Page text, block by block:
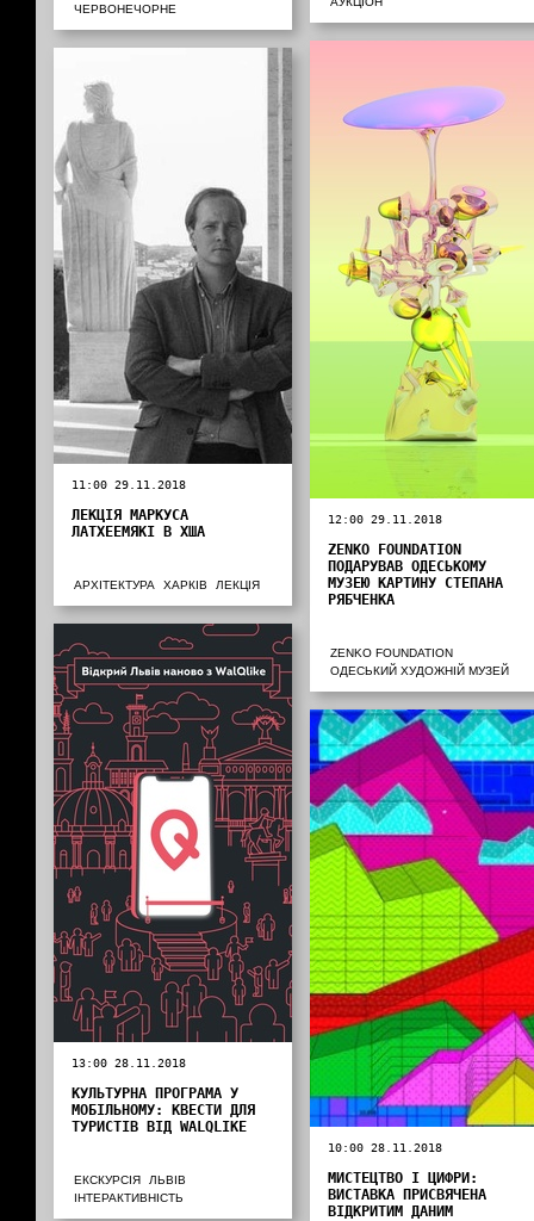
ЧЕРВОНЕЧОРНЕ
12:00 29.11.2018
ZENKO FOUNDATION
ПОДАРУВАВ ОДЕСЬКОМУ
МУЗЕЮ КАРТИНУ СТЕПАНА
РЯБЧЕНКА
ZENKO FOUNDATION
ОДЕСЬКИЙ ХУДОЖНІЙ МУЗЕЙ
11:00 29.11.2018
ЛЕКЦІЯ МАРКУСА
ЛАТХЕЕМЯКІ В ХША
АРХІТЕКТУРА ХАРКІВ ЛЕКЦІЯ
13:00 28.11.2018
КУЛЬТУРНА ПРОГРАМА У
МОБІЛЬНОМУ: КВЕСТИ ДЛЯ
ТУРИСТІВ ВІД WALQLIKE
ЕКСКУРСІЯ
ЛЬВІВ
ІНТЕРАКТИВНІСТЬ
10:00 28.11.2018
МИСТЕЦТВО І ЦИФРИ:
ВИСТАВКА ПРИСВЯЧЕНА
ВІДКРИТИМ ДАНИМ